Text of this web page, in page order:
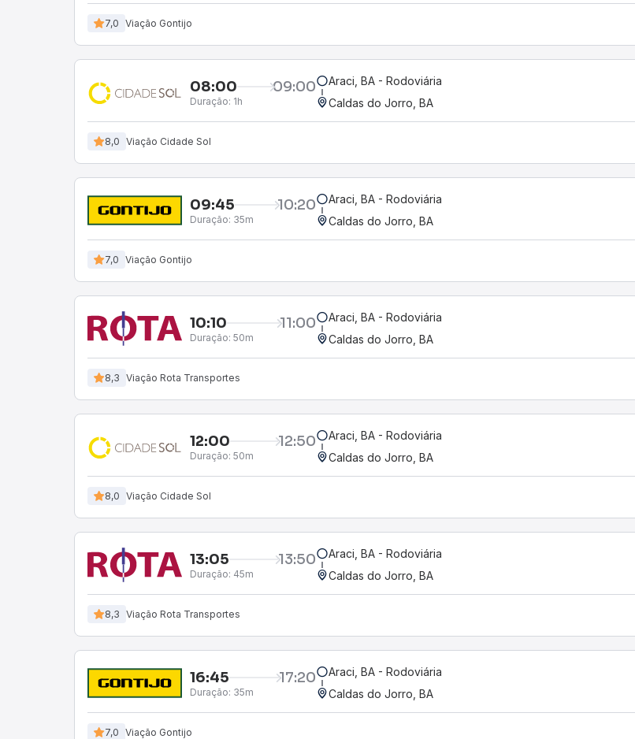
7,0 Viação Gontijo
08:00 09:00
Duração: 1h
Araci, BA - Rodoviária
Caldas do Jorro, BA
8,0 Viação Cidade Sol
09:45 10:20
Duração: 35m
Araci, BA - Rodoviária
Caldas do Jorro, BA
7,0 Viação Gontijo
10:10 11:00
Duração: 50m
Araci, BA - Rodoviária
Caldas do Jorro, BA
8,3 Viação Rota Transportes
12:00 12:50
Duração: 50m
Araci, BA - Rodoviária
Caldas do Jorro, BA
8,0 Viação Cidade Sol
13:05 13:50
Duração: 45m
Araci, BA - Rodoviária
Caldas do Jorro, BA
8,3 Viação Rota Transportes
16:45 17:20
Duração: 35m
Araci, BA - Rodoviária
Caldas do Jorro, BA
7,0 Viação Gontijo